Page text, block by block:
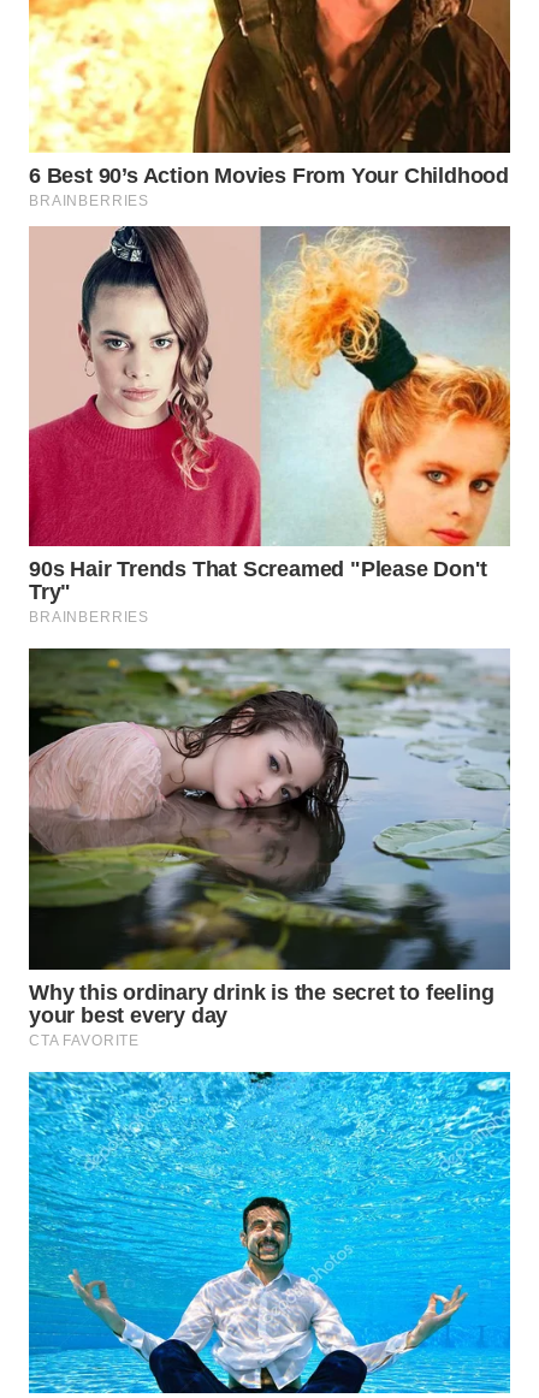
WN
NUSANTARA
WN
JOGJA
WN
BALI
WN
KALBAR
WN
KALTENG
WN
KALTARA
WN
KALSEL
WN
KALTIM
WN
SULSEL
GORONTALO
WN
WN
MALUKU
WN
MALUT
WN
DAIRI
WN